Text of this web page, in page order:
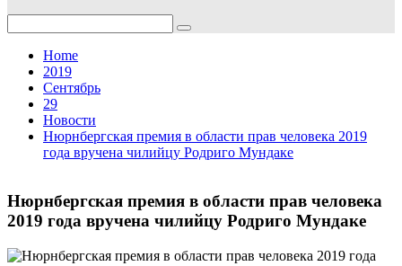
for:
Home
2019
Сентябрь
29
Новости
Нюрнбергская премия в области прав человека 2019
года вручена чилийцу Родриго Мундаке
Нюрнбергская премия в области прав человека
2019 года вручена чилийцу Родриго Мундаке